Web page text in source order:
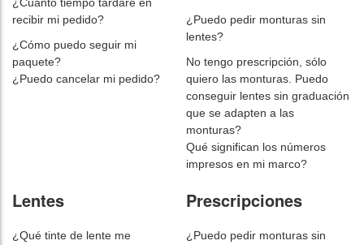
recibir mi pedido?
¿Cómo puedo seguir mi
paquete?
¿Puedo cancelar mi pedido?
¿Puedo pedir monturas sin
lentes?
No tengo prescripción, sólo
quiero las monturas. Puedo
conseguir lentes sin graduación
que se adapten a las
monturas?
Qué significan los números
impresos en mi marco?
Lentes
¿Qué tinte de lente me
Prescripciones
¿Puedo pedir monturas sin